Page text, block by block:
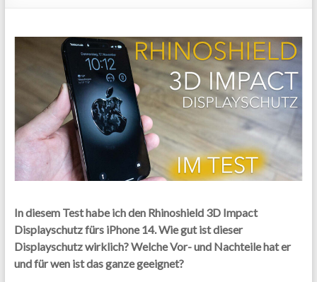
In diesem Test habe ich den Rhinoshield 3D Impact
Displayschutz fürs iPhone 14. Wie gut ist dieser
Displayschutz wirklich? Welche Vor- und Nachteile hat er
und für wen ist das ganze geeignet?